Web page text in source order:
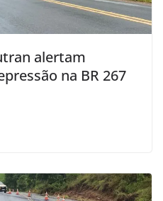
alertam
na BR 267